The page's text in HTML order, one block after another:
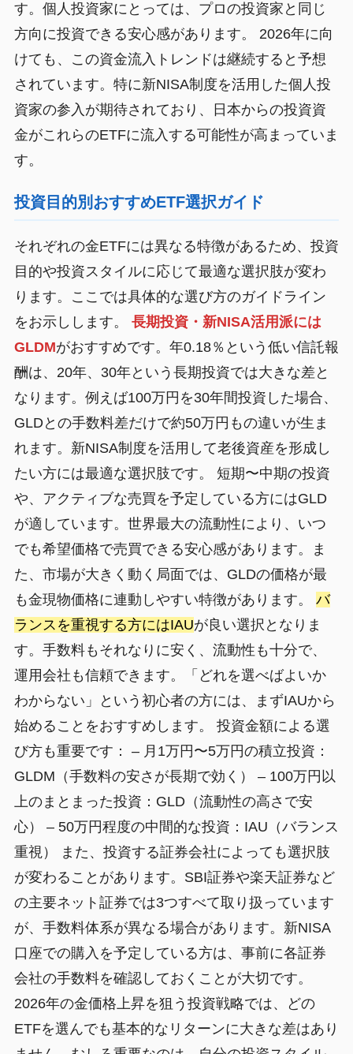
す。個人投資家にとっては、プロの投資家と同じ
方向に投資できる安心感があります。 2026年に向
けても、この資金流入トレンドは継続すると予想
されています。特に新NISA制度を活用した個人投
資家の参入が期待されており、日本からの投資資
金がこれらのETFに流入する可能性が高まっていま
す。
投資目的別おすすめETF選択ガイド
それぞれの金ETFには異なる特徴があるため、投資
目的や投資スタイルに応じて最適な選択肢が変わ
ります。ここでは具体的な選び方のガイドライン
をお示しします。 長期投資・新NISA活用派には
GLDMがおすすめです。年0.18％という低い信託報
酬は、20年、30年という長期投資では大きな差と
なります。例えば100万円を30年間投資した場合、
GLDとの手数料差だけで約50万円もの違いが生ま
れます。新NISA制度を活用して老後資産を形成し
たい方には最適な選択肢です。 短期〜中期の投資
や、アクティブな売買を予定している方にはGLD
が適しています。世界最大の流動性により、いつ
でも希望価格で売買できる安心感があります。ま
た、市場が大きく動く局面では、GLDの価格が最
も金現物価格に連動しやすい特徴があります。 バ
ランスを重視する方にはIAUが良い選択となりま
す。手数料もそれなりに安く、流動性も十分で、
運用会社も信頼できます。「どれを選べばよいか
わからない」という初心者の方には、まずIAUから
始めることをおすすめします。 投資金額による選
び方も重要です： – 月1万円〜5万円の積立投資：
GLDM（手数料の安さが長期で効く） – 100万円以
上のまとまった投資：GLD（流動性の高さで安
心） – 50万円程度の中間的な投資：IAU（バランス
重視） また、投資する証券会社によっても選択肢
が変わることがあります。SBI証券や楽天証券など
の主要ネット証券では3つすべて取り扱っています
が、手数料体系が異なる場合があります。新NISA
口座での購入を予定している方は、事前に各証券
会社の手数料を確認しておくことが大切です。
2026年の金価格上昇を狙う投資戦略では、どの
ETFを選んでも基本的なリターンに大きな差はあり